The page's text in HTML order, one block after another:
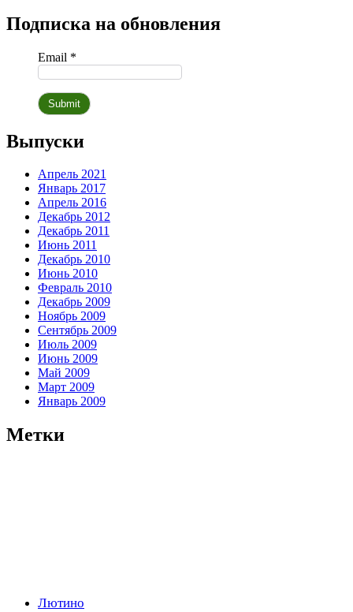
Подписка на обновления
Email *
Выпуски
Апрель 2021
Январь 2017
Апрель 2016
Декабрь 2012
Декабрь 2011
Июнь 2011
Декабрь 2010
Июнь 2010
Февраль 2010
Декабрь 2009
Ноябрь 2009
Сентябрь 2009
Июль 2009
Июнь 2009
Май 2009
Март 2009
Январь 2009
Метки
Лютино